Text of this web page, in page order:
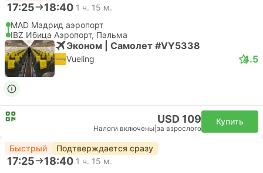
17:25 18:40 1 ч. 15 м.
MAD Мадрид аэропорт
IBZ Ибица Аэропорт, Пальма
Эконом | Самолет #VY5338
Vueling 4.5
USD 109
Налоги включены за взрослого
Купить
Быстрый Подтверждается сразу
17:25 18:40 1 ч. 15 м.